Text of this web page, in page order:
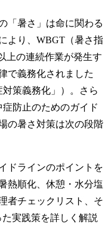
「暑さ」は命に関わる
より、WBGT（暑さ指
上の連続作業が発生す
で義務化されました
対策義務化」）。さら
防止のためのガイド
の暑さ対策は次の段階
ドラインのポイントを
熱順化、休憩・水分塩
者チェックリスト、そ
実践策を詳しく解説